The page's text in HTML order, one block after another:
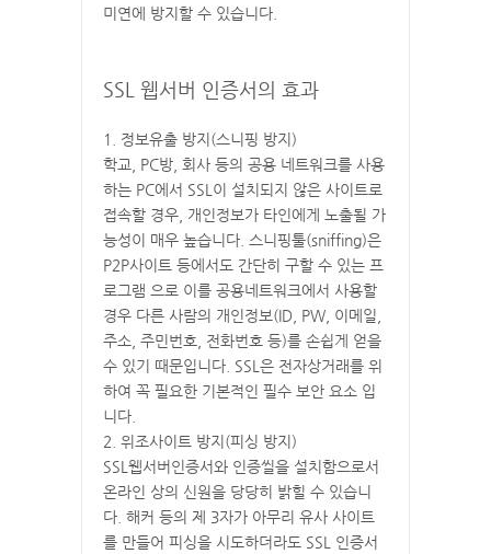
미연에 방지할 수 있습니다.
SSL 웹서버 인증서의 효과
1. 정보유출 방지(스니핑 방지)
학교, PC방, 회사 등의 공용 네트워크를 사용
하는 PC에서 SSL이 설치되지 않은 사이트로
접속할 경우, 개인정보가 타인에게 노출될 가
능성이 매우 높습니다. 스니핑툴(sniffing)은
P2P사이트 등에서도 간단히 구할 수 있는 프
로그램 으로 이를 공용네트워크에서 사용할
경우 다른 사람의 개인정보(ID, PW, 이메일,
주소, 주민번호, 전화번호 등)를 손쉽게 얻을
수 있기 때문입니다. SSL은 전자상거래를 위
하여 꼭 필요한 기본적인 필수 보안 요소 입
니다.
2. 위조사이트 방지(피싱 방지)
SSL웹서버인증서와 인증씰을 설치함으로서
온라인 상의 신원을 당당히 밝힐 수 있습니
다. 해커 등의 제 3자가 아무리 유사 사이트
를 만들어 피싱을 시도하더라도 SSL 인증서